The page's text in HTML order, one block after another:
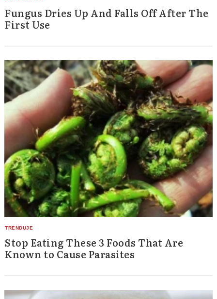
Fungus Dries Up And Falls Off After The
First Use
Stop Eating These 3 Foods That Are
Known to Cause Parasites